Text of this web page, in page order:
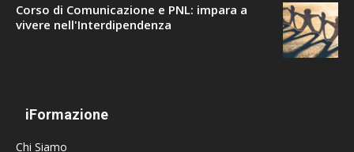
Corso di Comunicazione e PNL: impara a
vivere nell'Interdipendenza
iFormazione
Chi Siamo